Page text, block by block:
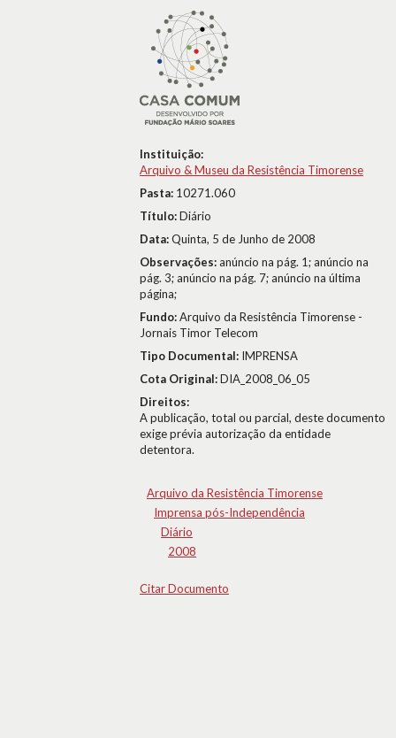
Instituição:
Arquivo & Museu da Resistência Timorense
Pasta: 10271.060
Título:Diário
Data:Quinta, 5 de Junho de 2008
Observações:anúncio na pág. 1; anúncio na
pág. 3; anúncio na pág. 7; anúncio na última
página;
Fundo:Arquivo da Resistência Timorense -
Jornais Timor Telecom
Tipo Documental: IMPRENSA
Cota Original:DIA_2008_06_05
Direitos:
A publicação, total ou parcial, deste documento
exige prévia autorização da entidade
detentora.
Arquivo da Resistência Timorense
Imprensa pós-Independência
Diário
2008
Citar Documento